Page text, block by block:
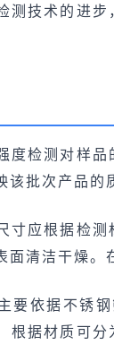
测技术的进
度检测对样
该批次产品的
寸应根据检
面清洁干燥。
要依据不锈
根据材质可